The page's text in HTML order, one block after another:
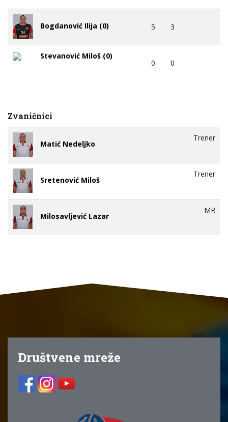
Bogdanović Ilija (0) 5 3
Stevanović Miloš (0)
0 0
Zvaničnici
Matić Nedeljko
Trener
Sretenović Miloš
Trener
Milosavljević Lazar
MR
Društvene mreže